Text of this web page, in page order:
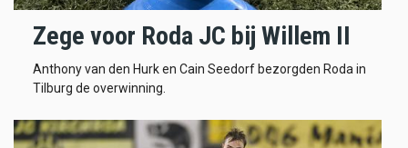
Zege voor Roda JC bij Willem II
Anthony van den Hurk en Cain Seedorf bezorgden Roda in
Tilburg de overwinning.